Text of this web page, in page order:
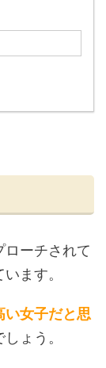
ーチされて
ます。
い女子だと思
ょう。